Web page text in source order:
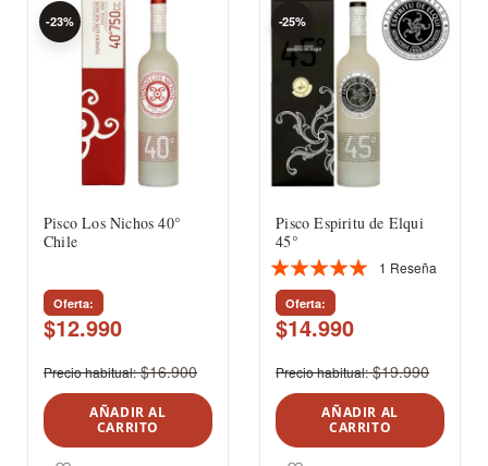
Pisco Los Nichos 40°
Chile
Oferta
$12.990
-23%
Precio habitual $16.900
AÑADIR AL
CARRITO
Pisco Espiritu de Elqui
45°
Valoración:
100%
1 Reseña
Oferta
$14.990
-25%
Precio habitual $19.990
AÑADIR AL
CARRITO